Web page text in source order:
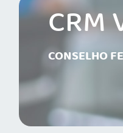
CRM
CONSELHO